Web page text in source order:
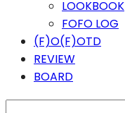
LOOKBOOK
FOFO LOG
(F)O(F)OTD
REVIEW
BOARD